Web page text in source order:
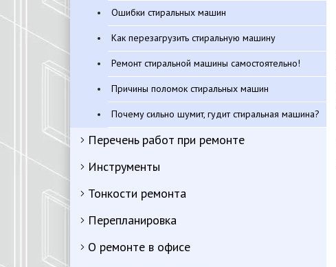
Ошибки стиральных машин
Как перезагрузить стиральную машину
Ремонт стиральной машины самостоятельно!
Причины поломок стиральных машин
Почему сильно шумит, гудит стиральная машина?
Перечень работ при ремонте
Инструменты
Тонкости ремонта
Перепланировка
О ремонте в офисе